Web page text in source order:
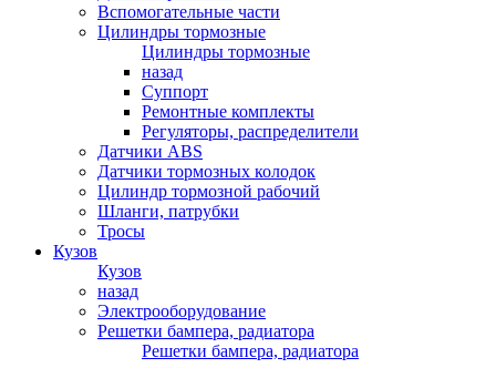
Вспомогательные части
Цилиндры тормозные
Цилиндры тормозные
назад
Суппорт
Ремонтные комплекты
Регуляторы, распределители
Датчики ABS
Датчики тормозных колодок
Цилиндр тормозной рабочий
Шланги, патрубки
Тросы
Кузов
Кузов
назад
Электрооборудование
Решетки бампера, радиатора
Решетки бампера, радиатора